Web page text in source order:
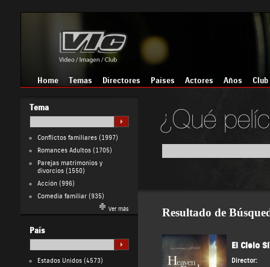
Home Temas Directores Países Actores Años Club
Tema
Conflictos familiares(1997)
Romances Adultos(1705)
Parejas matrimonios y
divorcios(1550)
Acción(996)
Comedia familiar(935)
Ver más
País
Estados Unidos(4573)
Resultado de
El Cielo
Director: